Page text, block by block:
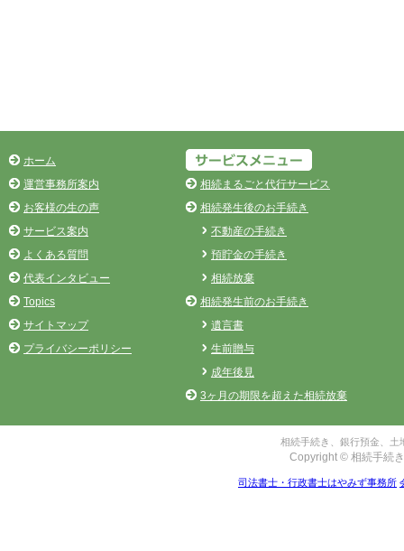
ホーム
運営事務所案内
お客様の生の声
サービス案内
よくある質問
代表インタビュー
Topics
サイトマップ
プライバシーポリシー
相続まるごと代行サービス
相続発生後のお手続き
不動産の手続き
預貯金の手続き
相続放棄
相続発生前のお手続き
遺言書
生前贈与
成年後見
3ヶ月の期限を超えた相続放棄
相続手続き、銀行預金、土
Copyright © 相続手続
司法書士・行政書士はやみず事務所